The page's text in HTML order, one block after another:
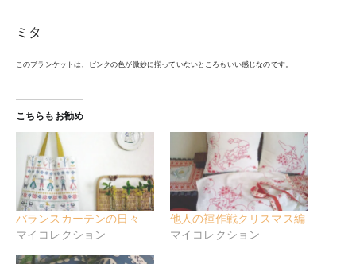
ミタ
このブランケットは、ピンクの色が微妙に揃っていないところもいい感じなのです。
こちらもお勧め
バランスカーテンの日々
マイコレクション
他人の褌作戦クリスマス編
マイコレクション